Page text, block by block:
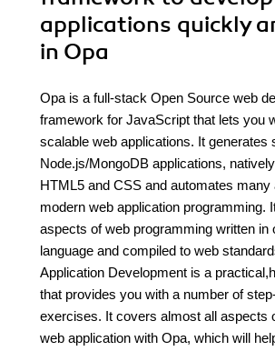
applications quickly
in Opa
Opa is a full-stack Open Source web
framework for JavaScript that lets you
scalable web applications. It generates
Node.js/MongoDB applications,
HTML5 and CSS and automates many
modern web application programming.
aspects of web programming written in
language and compiled to web
Application Development is a
that provides you with a number of
exercises. It covers almost all aspects
web application with Opa, which will